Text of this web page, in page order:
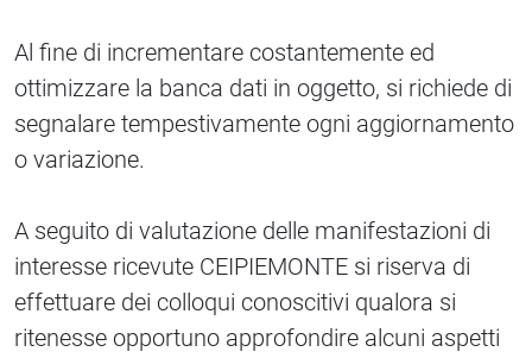
Al fine di incrementare costantemente ed
ottimizzare la banca dati in oggetto, si richiede di
segnalare tempestivamente ogni aggiornamento
o variazione.
A seguito di valutazione delle manifestazioni di
interesse ricevute CEIPIEMONTE si riserva di
effettuare dei colloqui conoscitivi qualora si
ritenesse opportuno approfondire alcuni aspetti